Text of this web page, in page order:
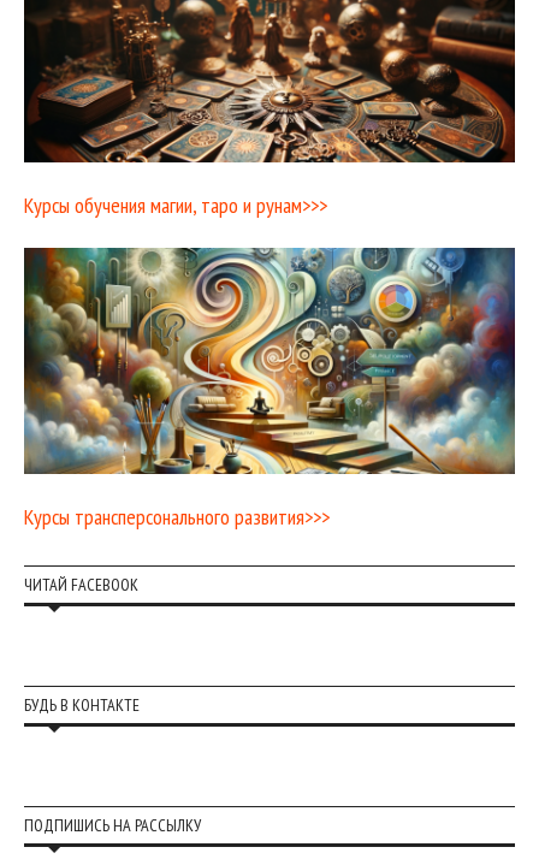
Курсы обучения магии, таро и рунам>>>
Курсы трансперсонального развития>>>
ЧИТАЙ FACEBOOK
БУДЬ В КОНТАКТЕ
ПОДПИШИСЬ НА РАССЫЛКУ